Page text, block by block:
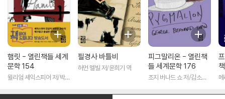
햄릿 - 열린책들 세계
문학 154
윌리엄 셰익스피어 저/박우
필경사 바틀비
허먼 멜빌 저/윤희기 역
피그말리온 - 열린책
들 세계문학 176
조지 버나드 쇼 저/김소임